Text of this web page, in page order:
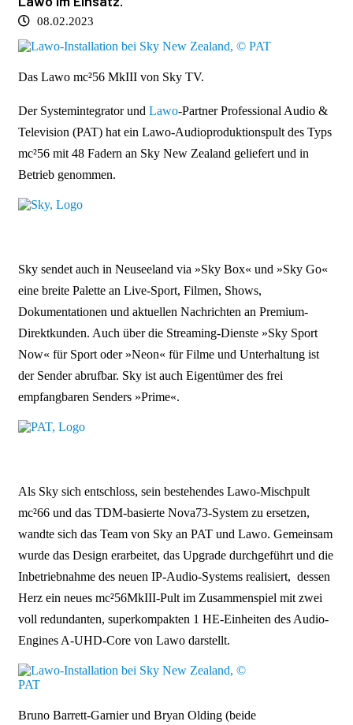
08.02.2023
Das Lawo mc²56 MkIII von Sky TV.
Der Systemintegrator und Lawo-Partner Professional Audio &
Television (PAT) hat ein Lawo-Audioproduktionspult des Typs
mc²56 mit 48 Fadern an Sky New Zealand geliefert und in
Betrieb genommen.
Sky sendet auch in Neuseeland via »Sky Box« und »Sky Go«
eine breite Palette an Live-Sport, Filmen, Shows,
Dokumentationen und aktuellen Nachrichten an Premium-
Direktkunden. Auch über die Streaming-Dienste »Sky Sport
Now« für Sport oder »Neon« für Filme und Unterhaltung ist
der Sender abrufbar. Sky ist auch Eigentümer des frei
empfangbaren Senders »Prime«.
Als Sky sich entschloss, sein bestehendes Lawo-Mischpult
mc²66 und das TDM-basierte Nova73-System zu ersetzen,
wandte sich das Team von Sky an PAT und Lawo. Gemeinsam
wurde das Design erarbeitet, das Upgrade durchgeführt und die
Inbetriebnahme des neuen IP-Audio-Systems realisiert, dessen
Herz ein neues mc²56MkIII-Pult im Zusammenspiel mit zwei
voll redundanten, superkompakten 1 HE-Einheiten des Audio-
Engines A-UHD-Core von Lawo darstellt.
Bruno Barrett-Garnier und Bryan Olding (beide